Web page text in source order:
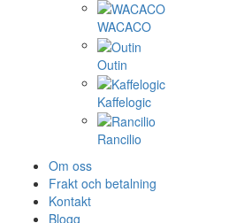
WACACO
Outin
Kaffelogic
Rancilio
Om oss
Frakt och betalning
Kontakt
Blogg